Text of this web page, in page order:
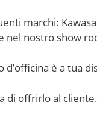
marchi:
nel nostro show
è a tua
di offrirlo al cliente.